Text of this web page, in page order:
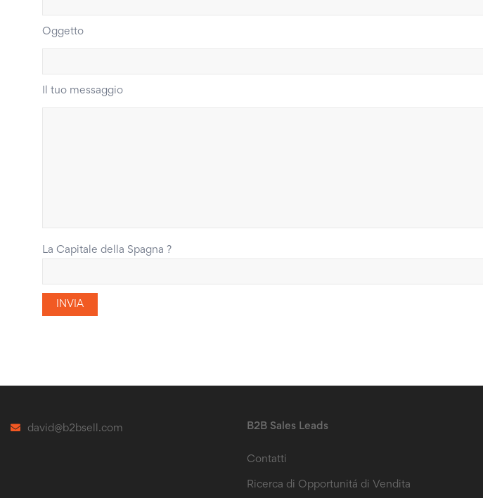
Oggetto
Il tuo messaggio
La Capitale della Spagna ?
david@b2bsell.com B2B Sales Leads
Contatti
Ricerca di Opportunitá di Vendita